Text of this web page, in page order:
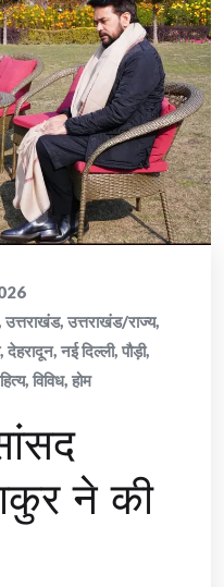
उत्तराखंड, उत्तराखंड/राज्य,
, देहरादून, नई दिल्ली, पौड़ी,
, विविध, होम
ने की